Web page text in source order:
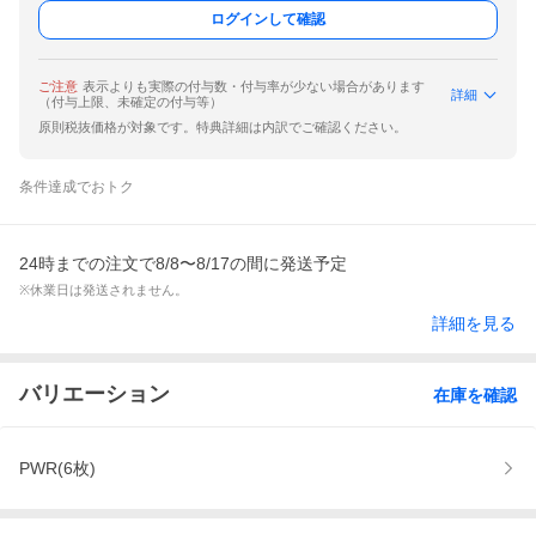
ログインして確認
ご注意 表示よりも実際の付与数・付与率が少ない場合があります
（付与上限、未確定の付与等）
詳細
原則税抜価格が対象です。特典詳細は内訳でご確認ください。
条件達成でおトク
24時までの注文で8/8〜8/17の間に発送予定
※休業日は発送されません。
詳細を見る
バリエーション 在庫を確認
PWR(6枚)